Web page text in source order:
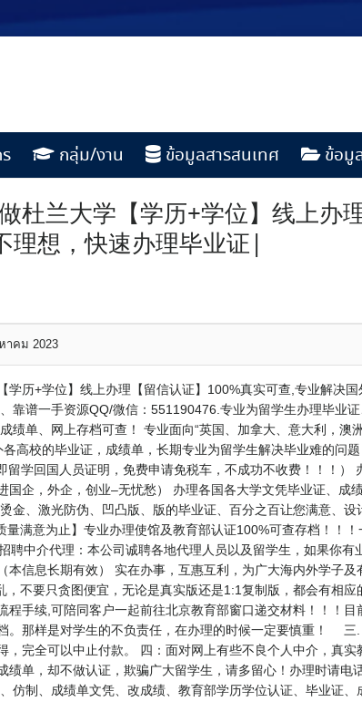
กลุ่ม/งาน ข้อมูลสารสนเทศ ข้อมู
杜兰大学【学历+学位】线上办
理想，快速办理毕业证|
าคม 2023
学历+学位】线上办理【留信认证】100%真实可查,专业解决
靠谱一手资源QQ/微信：551190476.专业为留学生办理毕业
绩单、网上存档可查！ 专业面向“英国、加拿大、意大利，澳
高校的毕业证，成绩单，长期专业为留学生解决毕业难的问
学回国人员证明，免费申请免税车，不成功不收费！！！）
国企，外企，创业–无忧愁） 办理各国各大学文凭毕业证、成
金、激光防伪、凹凸版、版的毕业证、百分之百让您满意、
满意为止】专业办理使馆及教育部认证100%可查存档！！
中介代理：本公司诚聘各地代理人员以及留学生，如果你
本信息长期有效） 实在办事，互惠互利，为广大海内外学子
不要只贪图便宜，无论是真实版还是1:1复制版，都会有相
程手续,可陪同客户一起前往北京教育部窗口递交材料！！！
。那样是对学生的不负责任，在办理的时候一定要慎重！
，完全可以中止付款。 四：面对网上有些不良个人中介，真
绩单，却不做认证，欺骗广大留学生，请多留心！办理时请
仿制、成绩单文凭、改成绩、教育部学历学位认证、毕业证